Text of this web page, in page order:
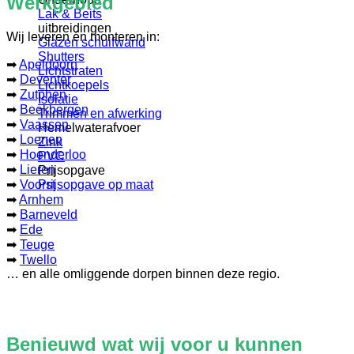
Lak & Beits
uitbreidingen
Glazen schuifwand
Shutters
Lichtstraten
Lichtkoepels
Isolatie
Trimmen en afwerking
Hemelwaterafvoer
Zink
PVC
Prijsopgave
Prijsopgave op maat
Wij leveren én monteren in:
➡Apeldoorn
➡ Deventer
➡ Zutphen
➡ Beekbergen
➡ Vaassen
➡ Loenen
➡ Hoenderloo
➡ Lieren
➡ Voorst
➡Arnhem
➡ Barneveld
➡ Ede
➡ Teuge
➡ Twello
… en alle omliggende dorpen binnen deze regio.
Benieuwd wat wij voor u kunnen